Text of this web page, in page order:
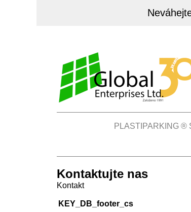
PLASTIPARKING ®
Kontaktujte nas
Kontakt
KEY_DB_footer_cs